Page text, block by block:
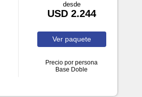
desde
USD 2.244
Ver paquete
Precio por persona
Base Doble